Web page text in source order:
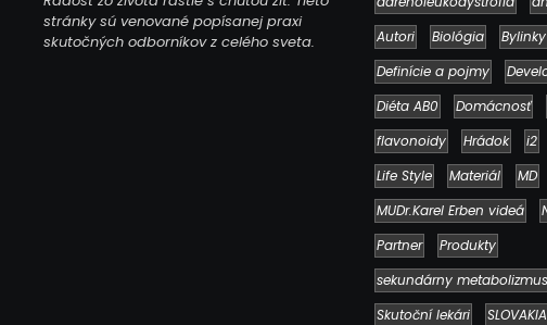
stránky sú venované popísanej praxi
skutočných odborníkov z celého sveta.
Autori
Biológia Bylinky
Definície a pojmy
Diéta AB0
Domácnosť
flavonoidy
Hrádok i2
Life Style
Materiál MD
MUDr.Karel Erben videá
Partner
Produkty
sekundárny metabolizmus
Skutoční lekári